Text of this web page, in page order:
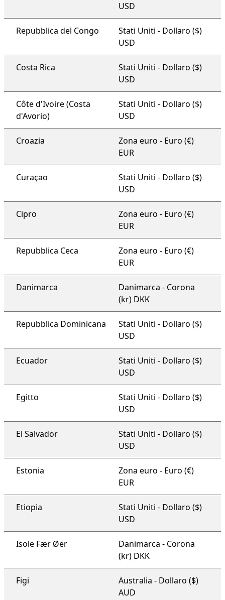
USD
Repubblica del Congo
Stati Uniti - Dollaro ($)
USD
Costa Rica
Stati Uniti - Dollaro ($)
USD
Côte d'Ivoire (Costa
d'Avorio)
Stati Uniti - Dollaro ($)
USD
Croazia
Zona euro - Euro (€)
EUR
Curaçao
Stati Uniti - Dollaro ($)
USD
Cipro
Zona euro - Euro (€)
EUR
Repubblica Ceca
Zona euro - Euro (€)
EUR
Danimarca
Danimarca - Corona
(kr) DKK
Repubblica Dominicana
Stati Uniti - Dollaro ($)
USD
Ecuador
Stati Uniti - Dollaro ($)
USD
Egitto
Stati Uniti - Dollaro ($)
USD
El Salvador
Stati Uniti - Dollaro ($)
USD
Estonia
Zona euro - Euro (€)
EUR
Etiopia
Stati Uniti - Dollaro ($)
USD
Isole Fær Øer
Danimarca - Corona
(kr) DKK
Figi
Australia - Dollaro ($)
AUD